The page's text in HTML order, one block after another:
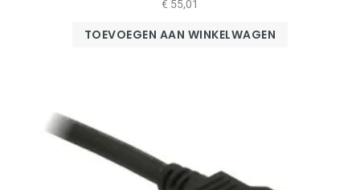
€ 55,01
TOEVOEGEN AAN WINKELWAGEN